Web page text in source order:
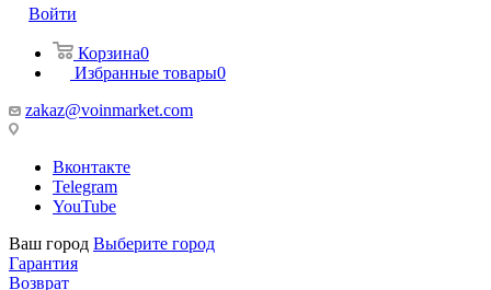
Войти
Корзина0
Избранные товары0
zakaz@voinmarket.com
Вконтакте
Telegram
YouTube
Ваш город Выберите город
Гарантия
Возврат